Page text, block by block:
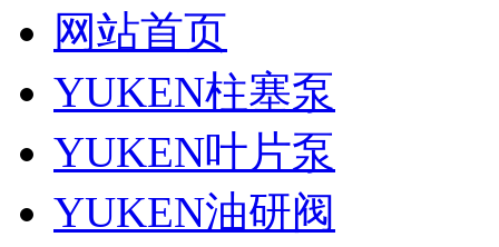
网站首页
YUKEN柱塞泵
YUKEN叶片泵
YUKEN油研阀